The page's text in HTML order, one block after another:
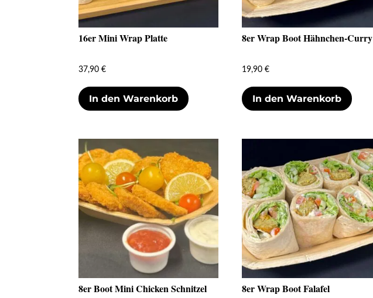
16er Mini Wrap Platte
37,90€
In den Warenkorb
8er Wrap Boot Hähnchen-Curry
19,90€
In den Warenkorb
8er Boot Mini Chicken Schnitzel 8er Wrap Boot Falafel